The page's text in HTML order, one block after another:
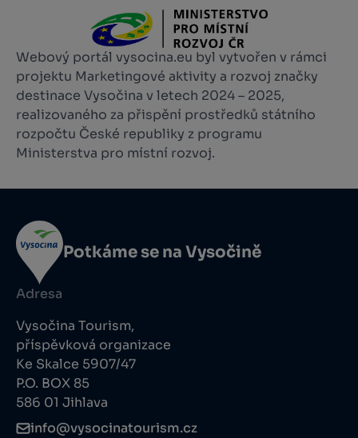
Webový portál vysocina.eu byl vytvořen v rámci
projektu Marketingové aktivity a rozvoj značky
destinace Vysočina v letech 2024 – 2025,
realizovaného za přispění prostředků státního
rozpočtu České republiky z programu
Ministerstva pro místní rozvoj.
Potkáme se na Vysočině
Adresa
Vysočina Tourism,
příspěvková organizace
Ke Skalce 5907/47
P.O. BOX 85
586 01 Jihlava
info@vysocinatourism.cz